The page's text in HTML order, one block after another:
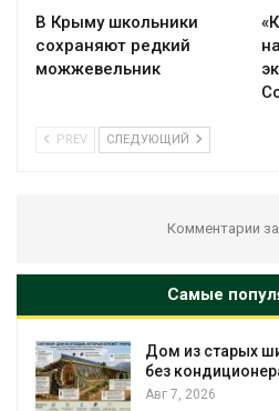
В Крыму школьники
сохраняют редкий
можжевельник
PREV СЛЕДУЮЩИЙ
Комментарии
Самые
Дом из старых
без
Авг 7, 2026